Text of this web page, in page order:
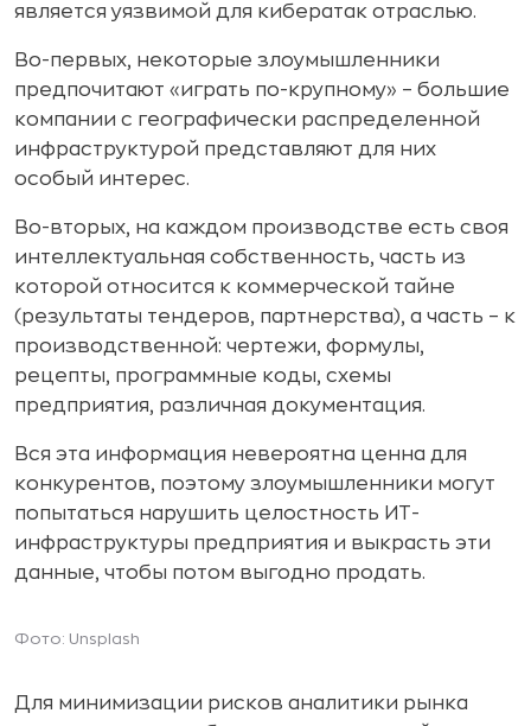
является уязвимой для кибератак отраслью.
Во-первых, некоторые злоумышленники
предпочитают «играть по-крупному» – большие
компании c географически распределенной
инфраструктурой представляют для них
особый интерес.
Во-вторых, на каждом производстве есть своя
интеллектуальная собственность, часть из
которой относится к коммерческой тайне
(результаты тендеров, партнерства), а часть – к
производственной: чертежи, формулы,
рецепты, программные коды, схемы
предприятия, различная документация.
Вся эта информация невероятна ценна для
конкурентов, поэтому злоумышленники могут
попытаться нарушить целостность ИТ-
инфраструктуры предприятия и выкрасть эти
данные, чтобы потом выгодно продать.
Фото: Unsplash
Для минимизации рисков аналитики рынка